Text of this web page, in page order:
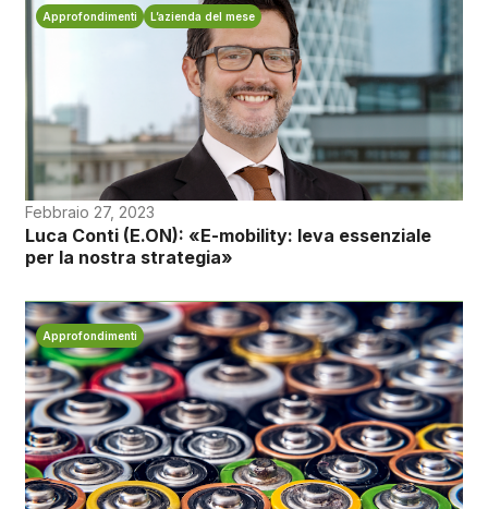
Approfondimenti L’azienda del mese
Febbraio 27, 2023
Luca Conti (E.ON): «E-mobility: leva essenziale
per la nostra strategia»
Approfondimenti